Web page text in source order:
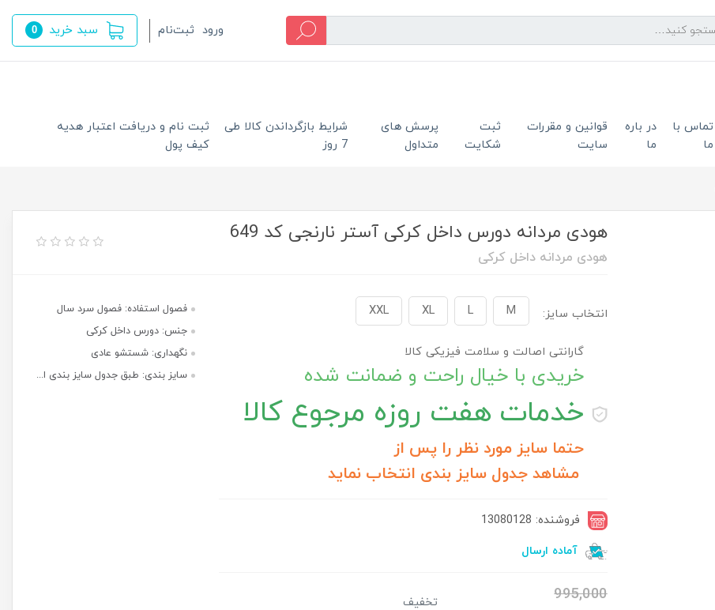
ورود ثبت‌نام سبد خرید 0
تماس با
ما
در باره
ما
قوانین و مقررات
سایت
ثبت
شکایت
پرسش های
متداول
شرایط بازگرداندن کالا طی
7 روز
ثبت نام و دریافت اعتبار هدیه
کیف پول
هودی مردانه دورس داخل کرکی آستر نارنجی کد 649
هودی مردانه داخل کرکی
انتخاب سایز: M
L
XL
XXL
گارانتی اصالت و سلامت فیزیکی کالا
خریدی با خیال راحت و ضمانت شده
خدمات هفت روزه مرجوع کالا
حتما سایز مورد نظر را پس از
مشاهد جدول سایز بندی انتخاب نماید
فروشنده: 13080128
آماده ارسال
995,000 تخفیف
فصول استفاده: فصول سرد سال
جنس: دورس داخل کرکی
نگهداری: شستشو عادی
سایز بندی: طبق جدول سایز بندی ا...